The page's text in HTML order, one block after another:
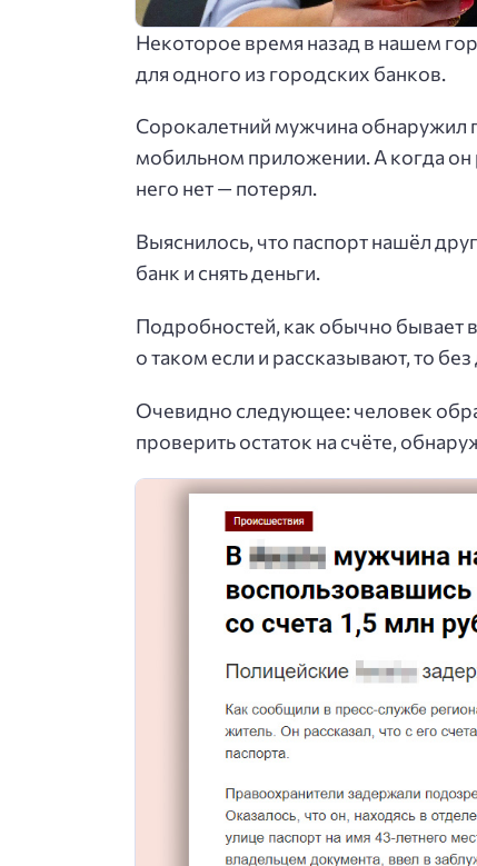
Некоторое время назад в нашем
для одного из городских банков.
Сорокалетний мужчина обнаружил
мобильном приложении. А когда он
него нет — потерял.
Выяснилось, что паспорт нашёл
банк и снять деньги.
Подробностей, как обычно бывает
о таком если и рассказывают, то
Очевидно следующее: человек
проверить остаток на счёте,